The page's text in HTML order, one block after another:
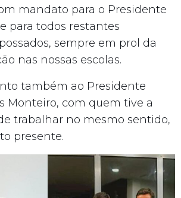
mandato para o Presidente
para todos restantes
sempre em prol da
nas nossas escolas.
também ao Presidente
Monteiro, com quem tive a
trabalhar no mesmo sentido,
presente.